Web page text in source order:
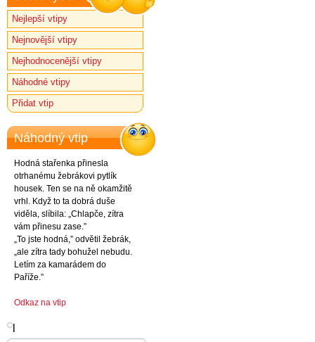
Nejlepší vtipy
Nejnovější vtipy
Nejhodnocenější vtipy
Náhodné vtipy
Přidat vtip
Náhodný vtip
Hodná stařenka přinesla
otrhanému žebrákovi pytlík
housek. Ten se na ně okamžitě
vrhl. Když to ta dobrá duše
viděla, slíbila: „Chlapče, zítra
vám přinesu zase.”
„To jste hodná,” odvětil žebrák,
„ale zítra tady bohužel nebudu.
Letím za kamarádem do
Paříže.”
Odkaz na vtip